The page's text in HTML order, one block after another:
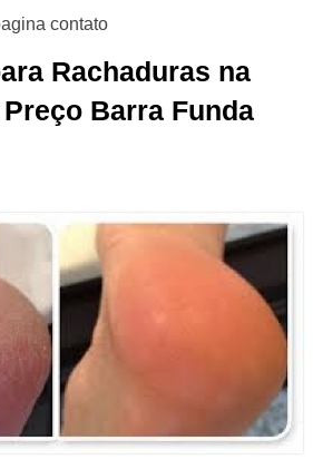
Rachaduras na
Barra Funda